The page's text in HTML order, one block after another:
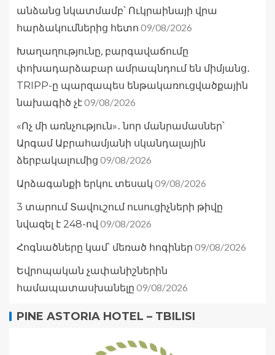
անձանց նկատմամբ՝ Ուկրաինայի վրա
հարձակումներից հետո 09/08/2026
Խաղաղությունը, բարգավաճումը
փոխադարձաբար ամրապնդում են միմյանց․
TRIPP-ը պարզապես ենթակառուցվածքային
նախագիծ չէ09/08/2026
«Ոչ մի առնչություն»․ նոր մանրամասներ՝
Արգամ Աբրահամյանի սկանդալային
ձերբակալումից 09/08/2026
Արձագանքի երկու տեսակ 09/08/2026
3 տարում Տավուշում ուսուցիչների թիվը
նվազել է 248-ով 09/08/2026
Հոգնածները կամ՝ մեռած հոգիներ 09/08/2026
Եվրոպական չափանիշներին
համապատասխանելը 09/08/2026
PINE ASTORIA HOTEL – TBILISI